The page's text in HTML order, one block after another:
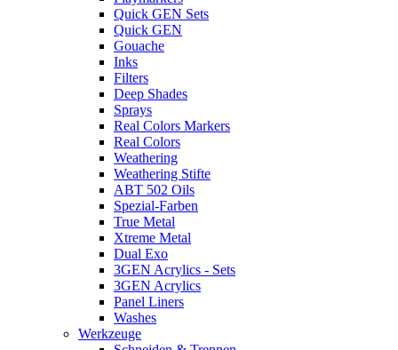
Quick GEN Sets
Quick GEN
Gouache
Inks
Filters
Deep Shades
Sprays
Real Colors Markers
Real Colors
Weathering
Weathering Stifte
ABT 502 Oils
Spezial-Farben
True Metal
Xtreme Metal
Dual Exo
3GEN Acrylics - Sets
3GEN Acrylics
Panel Liners
Washes
Werkzeuge